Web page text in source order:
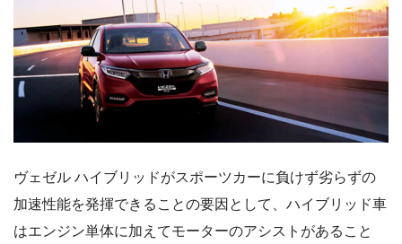
ヴェゼル ハイブリッドがスポーツカーに負けず劣らずの
加速性能を発揮できることの要因として、ハイブリッド車
はエンジン単体に加えてモーターのアシストがあること